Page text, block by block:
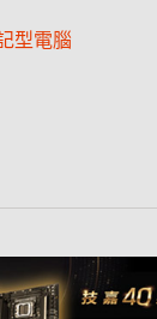
型電腦